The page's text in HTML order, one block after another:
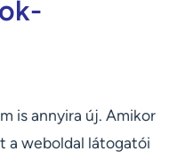
is annyira új. Amikor
a weboldal látogatói